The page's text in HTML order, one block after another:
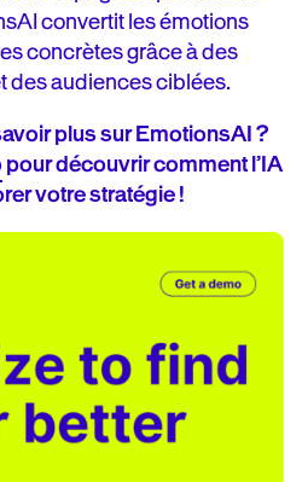
convertit les émotions
concrètes grâce à des
des audiences ciblées.
plus sur EmotionsAI ?
pour découvrir comment l’IA
votre stratégie !